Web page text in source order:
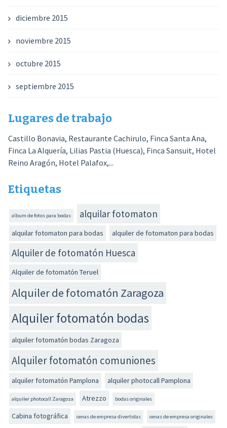
diciembre 2015
noviembre 2015
octubre 2015
septiembre 2015
Lugares de trabajo
Castillo Bonavia, Restaurante Cachirulo, Finca Santa Ana,
Finca La Alquería, Lilias Pastia (Huesca), Finca Sansuit, Hotel
Reino Aragón, Hotel Palafox,...
Etiquetas
album de fotos para bodas alquilar fotomaton
alquilar fotomaton para bodas alquiler de fotomaton para bodas
Alquiler de fotomatón Huesca
Alquiler de fotomatón Teruel
Alquiler de fotomatón Zaragoza
Alquiler fotomatón bodas
alquiler fotomatón bodas Zaragoza
Alquiler fotomatón comuniones
alquiler fotomatón Pamplona alquiler photocall Pamplona
alquiler photocall Zaragoza Atrezzo bodas originales
Cabina fotográfica cenas de empresa divertidas cenas de empresa originales